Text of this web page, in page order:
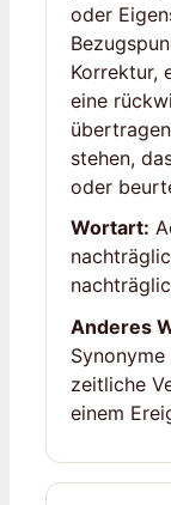
oder
Korrektur,
eine
stehen,
oder
Wortart:
Anderes
zeitliche
einem